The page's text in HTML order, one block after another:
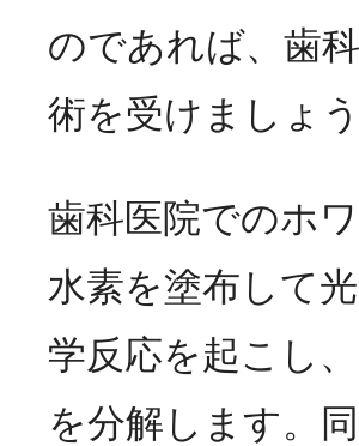
のであれば、歯
術を受けましょう
歯科医院でのホ
水素を塗布して
学反応を起こし
を分解します。